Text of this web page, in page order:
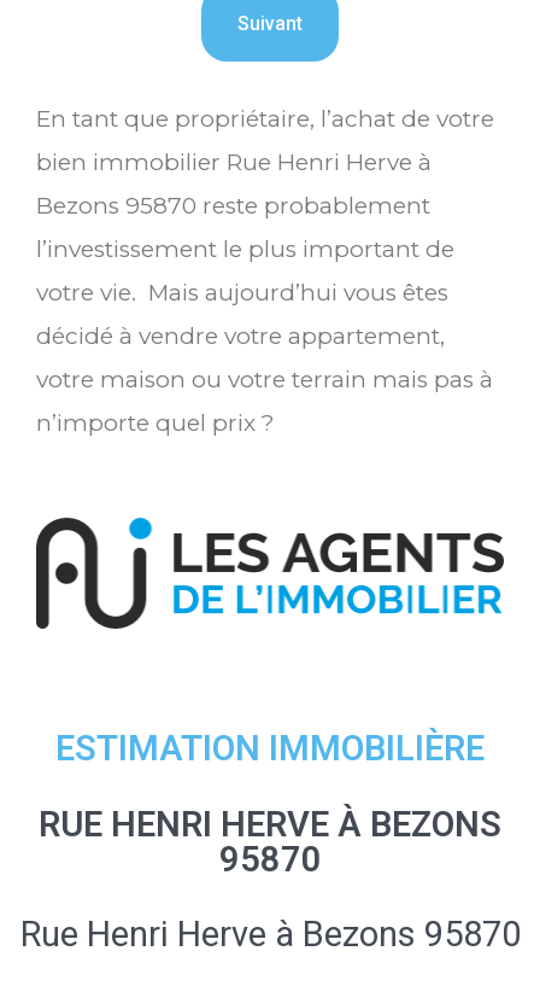
En tant que propriétaire, l’achat de votre
bien immobilier Rue Henri Herve à
Bezons 95870 reste probablement
l’investissement le plus important de
votre vie. Mais aujourd’hui vous êtes
décidé à vendre votre appartement,
votre maison ou votre terrain mais pas à
n’importe quel prix ?
ESTIMATION IMMOBILIÈRE
RUE HENRI HERVE À BEZONS
95870
Rue Henri Herve à Bezons 95870